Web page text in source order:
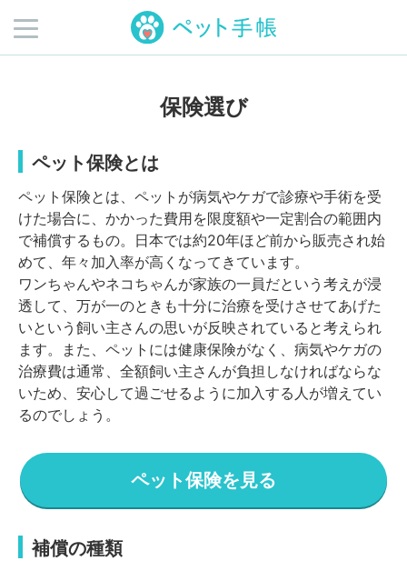
保険選び
ペット保険とは
ペット保険とは、ペットが病気やケガで診療や手術を受
けた場合に、かかった費用を限度額や一定割合の範囲内
で補償するもの。日本では約20年ほど前から販売され始
めて、年々加入率が高くなってきています。
ワンちゃんやネコちゃんが家族の一員だという考えが浸
透して、万が一のときも十分に治療を受けさせてあげた
いという飼い主さんの思いが反映されていると考えられ
ます。また、ペットには健康保険がなく、病気やケガの
治療費は通常、全額飼い主さんが負担しなければならな
いため、安心して過ごせるように加入する人が増えてい
るのでしょう。
ペット保険を見る
補償の種類